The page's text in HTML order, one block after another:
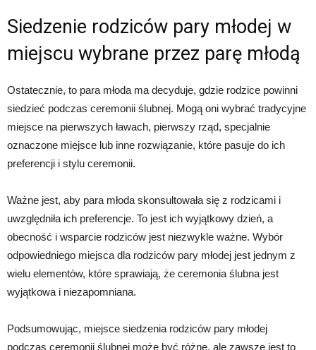
Siedzenie rodziców pary młodej w
miejscu wybrane przez parę młodą
Ostatecznie, to para młoda ma decyduje, gdzie rodzice powinni
siedzieć podczas ceremonii ślubnej. Mogą oni wybrać tradycyjne
miejsce na pierwszych ławach, pierwszy rząd, specjalnie
oznaczone miejsce lub inne rozwiązanie, które pasuje do ich
preferencji i stylu ceremonii.
Ważne jest, aby para młoda skonsultowała się z rodzicami i
uwzględniła ich preferencje. To jest ich wyjątkowy dzień, a
obecność i wsparcie rodziców jest niezwykle ważne. Wybór
odpowiedniego miejsca dla rodziców pary młodej jest jednym z
wielu elementów, które sprawiają, że ceremonia ślubna jest
wyjątkowa i niezapomniana.
Podsumowując, miejsce siedzenia rodziców pary młodej
podczas ceremonii ślubnej może być różne, ale zawsze jest to